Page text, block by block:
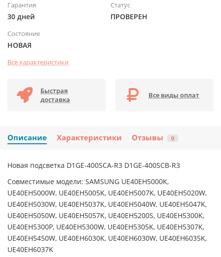
Гарантия
30 дней
Статус
ПРОВЕРЕН
Состояние
НОВАЯ
Все характеристики
Быстрая
доставка
Все виды оплат
Описание Характеристики Отзывы 0
Новая подсветка D1GE-400SCA-R3 D1GE-400SCB-R3
Совместимые модели: SAMSUNG UE40EH5000K,
UE40EH5000W, UE40EH5005K, UE40EH5007K, UE40EH5020W,
UE40EH5030W, UE40EH5037K, UE40EH5040W, UE40EH5047K,
UE40EH5050W, UE40EH5057K, UE40EH5200S, UE40EH5300K,
UE40EH5300P, UE40EH5300W, UE40EH5305K, UE40EH5307K,
UE40EH5450W, UE40EH6030K, UE40EH6030W, UE40EH6035K,
UE40EH6037K